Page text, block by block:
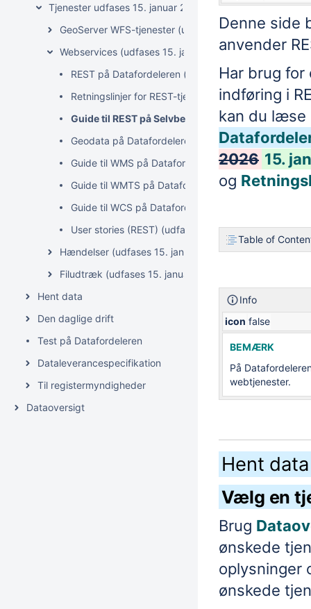
Tjenester udfases 15. januar 2027
GeoServer WFS-tjenester (udfases 15. januar 2027)
Webservices (udfases 15. januar 2027)
REST på Datafordeleren (udfases 15. januar 2027)
Retningslinjer for REST-tjenester
Guide til REST på Selvbetjeningen (udfases 15.
Geodata på Datafordeleren (udfases 15. januar
Guide til WMS på Datafordeleren (udfases 15.
Guide til WMTS på Datafordeleren (udfases 15.
Guide til WCS på Datafordeleren (udfases 15. januar
User stories (REST) (udfases 15. januar 2027)
Hændelser (udfases 15. januar 2027)
Filudtræk (udfases 15. januar 2027)
Hent data
Den daglige drift
Test på Datafordeleren
Dataleverancespecifikation
Til registermyndigheder
Dataoversigt
Denne side
anvender
Har brug
indføring i
kan du læse
2026 15.
og
Table of
Info
icon false
BEMÆRK
På
webtjenester.
Hent
Vælg en
Brug
ønskede
oplysninger
ønskede